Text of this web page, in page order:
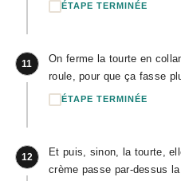
ÉTAPE TERMINÉE
11
On ferme la tourte en
roule, pour que ça fasse
ÉTAPE TERMINÉE
12
Et puis, sinon, la tourte,
crème passe par-dessus la